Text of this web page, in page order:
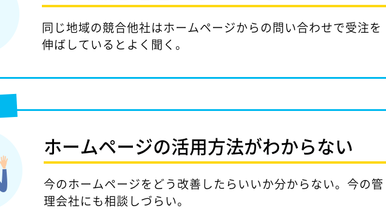
同じ地域の競合他社はホームページからの問い合わせで受注を
伸ばしているとよく聞く。
ホームページの活用方法がわからない
今のホームページをどう改善したらいいか分からない。今の管
理会社にも相談しづらい。